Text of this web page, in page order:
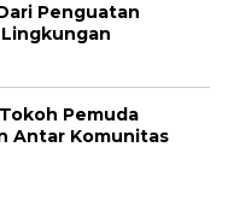
Penguatan
Pemuda
Antar Komunitas